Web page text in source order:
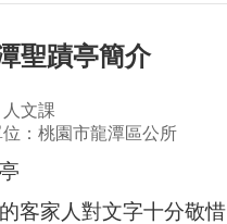
聖蹟亭簡介
文課
：桃園市龍潭區公所
客家人對文字十分敬